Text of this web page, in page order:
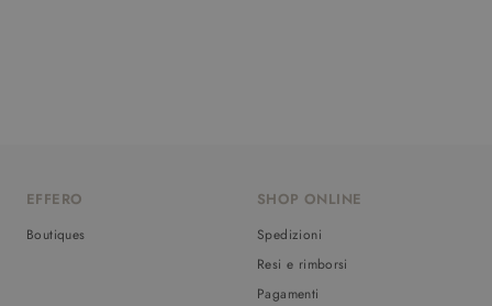
EFFERO
Boutiques
SHOP ONLINE
Spedizioni
Resi e rimborsi
Pagamenti